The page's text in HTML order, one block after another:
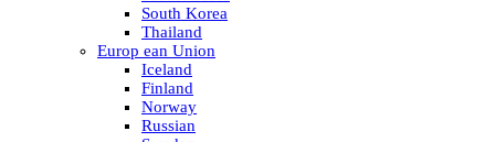
South Korea
Thailand
Europ ean Union
Iceland
Finland
Norway
Russian